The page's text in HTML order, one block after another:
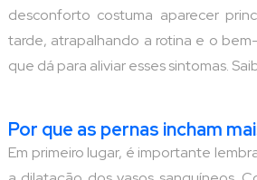
desconforto costuma aparecer
tarde, atrapalhando a rotina e o
que dá para aliviar esses sintomas.
Por que as pernas incham
Em primeiro lugar, é importante